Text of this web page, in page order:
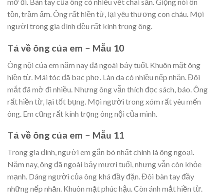
tồn, trầm ấm. Ông rất hiền từ, lại yêu thương con cháu. Mọi
người trong gia đình đều rất kính trọng ông.
Tả về ông của em – Mẫu 10
Ông nội của em năm nay đã ngoài bảy tuổi. Khuôn mặt ông
hiền từ. Mái tóc đã bạc phơ. Làn da có nhiều nếp nhăn. Đôi
mắt đã mờ đi nhiều. Nhưng ông vẫn thích đọc sách, báo. Ông
rất hiền từ, lại tốt bụng. Mọi người trong xóm rất yêu mến
ông. Em cũng rất kính trọng ông nội của mình.
Tả về ông của em – Mẫu 11
Trong gia đình, người em gắn bó nhất chính là ông ngoại.
Năm nay, ông đã ngoài bảy mươi tuổi, nhưng vẫn còn khỏe
mạnh. Dáng người của ông khá đầy đặn. Đôi bàn tay đầy
những nếp nhăn. Khuôn mặt phúc hậu. Còn ánh mắt hiền từ.